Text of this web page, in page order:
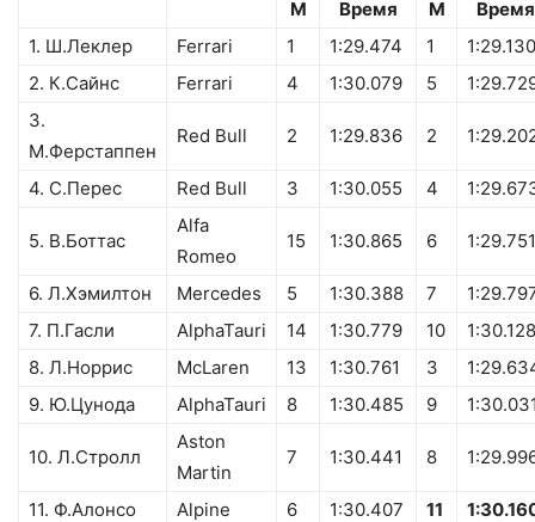
М Время М
Время
1. Ш.Леклер
Ferrari 1 1:29.474 1
1:29.130
2. К.Сайнс
Ferrari 4 1:30.079 5
3.
М.Ферстаппен
Red Bull 2 1:29.836 2
4. C.Перес Red Bull 3 1:30.055 4
5. В.Боттас
Alfa
Romeo
15 1:30.865 6 1:29.751
6. Л.Хэмилтон Mercedes 5 1:30.388 7
7. П.Гасли
AlphaTauri 14 1:30.779 10
1:30.128
8. Л.Норрис
McLaren 13 1:30.761 3
9. Ю.Цунода
AlphaTauri 8 1:30.485 9
10. Л.Стролл
Aston
Martin
7 1:30.441 8
11. Ф.Алонсо Alpine 6 1:30.407 11